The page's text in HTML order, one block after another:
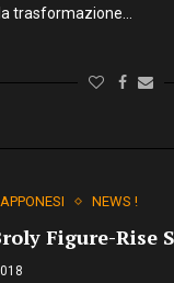
trasformazione…
NEWS !
Figure-Rise